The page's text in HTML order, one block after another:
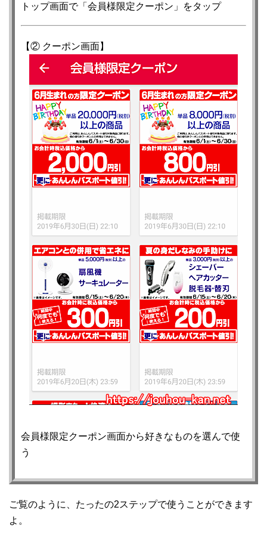
トップ画面で「会員様限定クーポン」をタップ
【② クーポン画面】
会員様限定クーポン画面から好きなものを選んで使
う
ご覧のように、たったの2ステップで使うことができます
よ。